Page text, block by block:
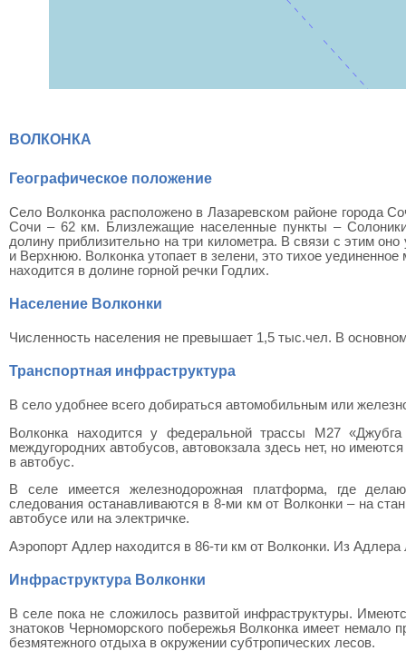
ВОЛКОНКА
Географическое положение
Село Волконка расположено в Лазаревском районе города
Сочи – 62 км. Близлежащие населенные пункты –
долину приблизительно на три километра. В связи с этим
и Верхнюю. Волконка утопает в зелени, это тихое
находится в долине горной речки Годлих.
Население Волконки
Численность населения не превышает 1,5 тыс.чел. В
Транспортная инфраструктура
В село удобнее всего добираться автомобильным или
Волконка находится у федеральной трассы М27
междугородних автобусов, автовокзала здесь нет, но
в автобус.
В селе имеется железнодорожная платформа, где
следования останавливаются в 8-ми км от Волконки – на
автобусе или на электричке.
Аэропорт Адлер находится в 86-ти км от Волконки. Из Адлера
Инфраструктура Волконки
В селе пока не сложилось развитой инфраструктуры.
знатоков Черноморского побережья Волконка имеет немало
безмятежного отдыха в окружении субтропических лесов.